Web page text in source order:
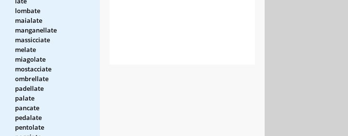
lombate
maialate
manganellate
massicciate
melate
miagolate
mostacciate
ombrellate
padellate
palate
pancate
pedalate
pentolate